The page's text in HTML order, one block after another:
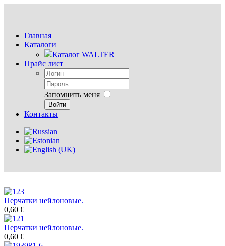
Главная
Каталоги
Каталог WALTER
Прайс лист
Запомнить меня
Войти
Контакты
Перчатки нейлоновые.
0,60 €
Перчатки нейлоновые.
0,60 €